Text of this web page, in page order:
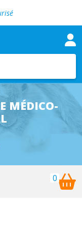
vétérinaire
vétérinaire
MÉDICO-
0